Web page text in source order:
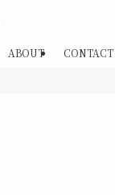
ABOUT CONTACT